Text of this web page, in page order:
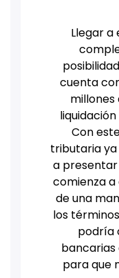
Llegar
cuenta
millones
Con
tributaria
a presentar
comienza a
de una
los
podría
para que